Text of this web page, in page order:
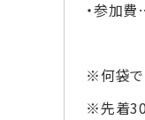
・参加
一般
※何袋で
※先着30